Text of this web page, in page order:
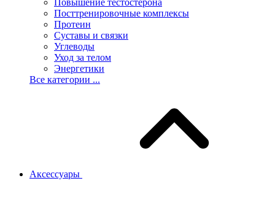
Повышение тестостерона
Посттренировочные комплексы
Протеин
Суставы и связки
Углеводы
Уход за телом
Энергетики
Все категории ...
Аксессуары